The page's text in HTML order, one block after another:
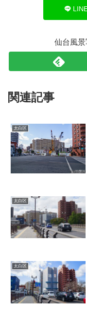
仙台風
関連記事
太白区
太白区
太白区